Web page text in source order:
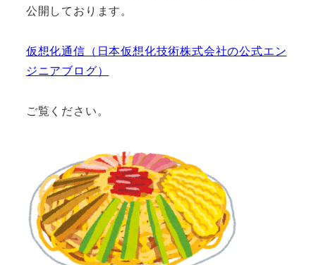
公開しております。
仮想化通信（日本仮想化技術株式会社の公式エン
ジニアブログ）
ご覧ください。